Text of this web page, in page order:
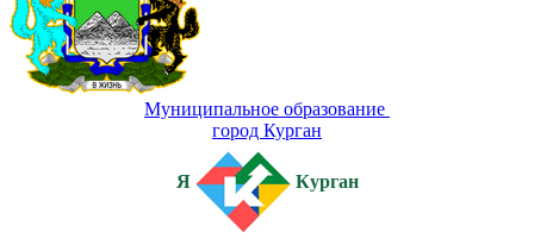
Муниципальное образование
город Курган
Я Курган